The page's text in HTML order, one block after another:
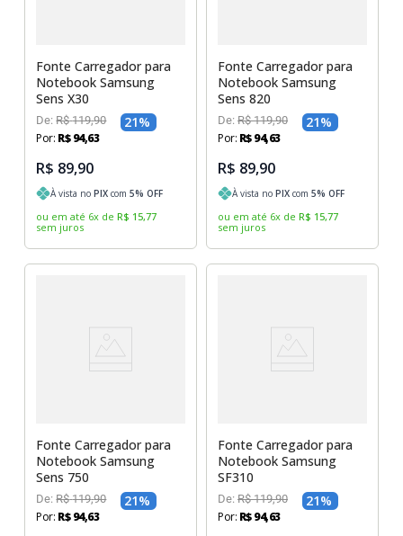
Fonte Carregador para
Notebook Samsung
Sens X30
De:R$ 119,90 21%
Por: R$ 94,63
R$ 89,90
À vista noPIX com5% OFF
ou em até 6x de R$ 15,77
sem juros
Fonte Carregador para
Notebook Samsung
Sens 820
De: R$ 119,90 21%
Por: R$94,63
R$ 89,90
À vista no PIX com 5% OFF
ou em até 6x de R$ 15,77
sem juros
Fonte Carregador para
Notebook Samsung
Sens 750
De:R$ 119,90 21%
Por: R$ 94,63
Fonte Carregador para
Notebook Samsung
SF310
De: R$ 119,90 21%
Por: R$94,63